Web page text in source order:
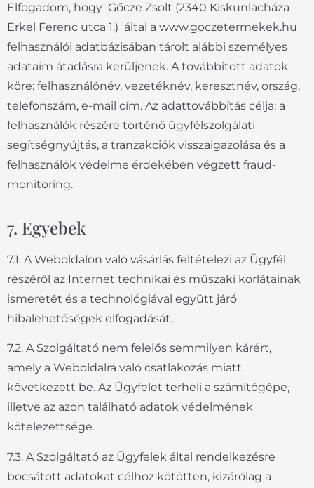
Elfogadom, hogy Gőcze Zsolt (2340 Kiskunlacháza
Erkel Ferenc utca 1.) által a www.goczetermekek.hu
felhasználói adatbázisában tárolt alábbi személyes
adataim átadásra kerüljenek. A továbbított adatok
köre: felhasználónév, vezetéknév, keresztnév, ország,
telefonszám, e-mail cím. Az adattovábbítás célja: a
felhasználók részére történő ügyfélszolgálati
segítségnyújtás, a tranzakciók visszaigazolása és a
felhasználók védelme érdekében végzett fraud-
monitoring.
7. Egyebek
7.1. A Weboldalon való vásárlás feltételezi az Ügyfél
részéről az Internet technikai és műszaki korlátainak
ismeretét és a technológiával együtt járó
hibalehetőségek elfogadását.
7.2. A Szolgáltató nem felelős semmilyen kárért,
amely a Weboldalra való csatlakozás miatt
következett be. Az Ügyfelet terheli a számítógépe,
illetve az azon található adatok védelmének
kötelezettsége.
7.3. A Szolgáltató az Ügyfelek által rendelkezésre
bocsátott adatokat célhoz kötötten, kizárólag a